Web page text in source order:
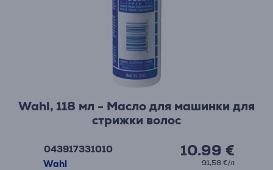
Wahl, 118 мл - Масло для машинки для
стрижки волос
043917331010
Wahl
10.99 €
91,58 €/л